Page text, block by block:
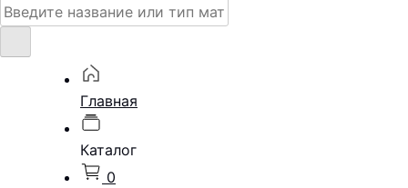
Поиск:
Главная
Каталог
0